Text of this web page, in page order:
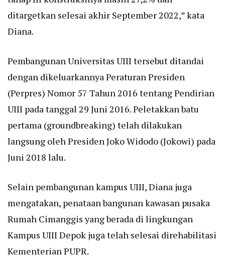
ditargetkan selesai akhir September 2022,” kata
Diana.
Pembangunan Universitas UIII tersebut ditandai
dengan dikeluarkannya Peraturan Presiden
(Perpres) Nomor 57 Tahun 2016 tentang Pendirian
UIII pada tanggal 29 Juni 2016. Peletakkan batu
pertama (groundbreaking) telah dilakukan
langsung oleh Presiden Joko Widodo (Jokowi) pada
Juni 2018 lalu.
Selain pembangunan kampus UIII, Diana juga
mengatakan, penataan bangunan kawasan pusaka
Rumah Cimanggis yang berada di lingkungan
Kampus UIII Depok juga telah selesai direhabilitasi
Kementerian PUPR.